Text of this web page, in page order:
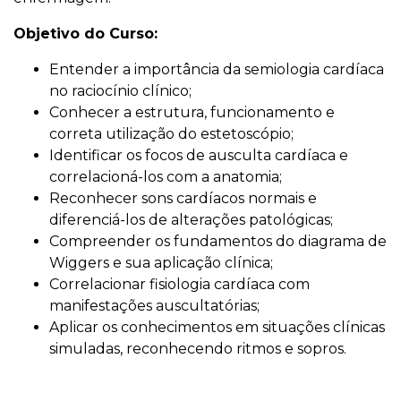
Objetivo do Curso:
Entender a importância da semiologia cardíaca
no raciocínio clínico;
Conhecer a estrutura, funcionamento e
correta utilização do estetoscópio;
Identificar os focos de ausculta cardíaca e
correlacioná-los com a anatomia;
Reconhecer sons cardíacos normais e
diferenciá-los de alterações patológicas;
Compreender os fundamentos do diagrama de
Wiggers e sua aplicação clínica;
Correlacionar fisiologia cardíaca com
manifestações auscultatórias;
Aplicar os conhecimentos em situações clínicas
simuladas, reconhecendo ritmos e sopros.